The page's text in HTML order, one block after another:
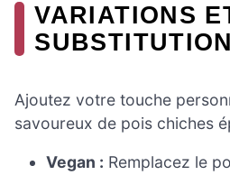
VARIATIONS
Ajoutez votre touche
savoureux de pois chiches
Vegan : Remplacez le